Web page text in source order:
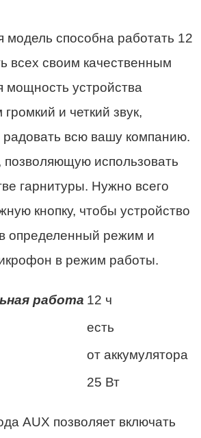
модель способна работать 12
всех своим качественным
мощность устройства
и четкий звук,
всю вашу компанию.
использовать
гарнитуры. Нужно всего
кнопку, чтобы устройство
определенный режим и
в режим работы.
работа 12 ч
есть
от аккумулятора
25 Вт
AUX позволяет включать